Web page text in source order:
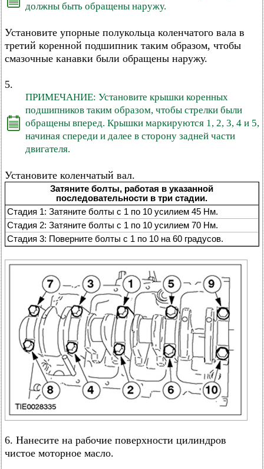
должны быть обращены наружу.
Установите упорные полукольца коленчатого вала в
третий коренной подшипник таким образом, чтобы
смазочные канавки были обращены наружу.
5.
ПРИМЕЧАНИЕ: Установите крышки коренных
подшипников таким образом, чтобы стрелки были
обращены вперед. Крышки маркируются 1, 2, 3, 4 и 5,
начиная спереди и далее в сторону задней части
двигателя.
Установите коленчатый вал.
Затяните болты, работая в указанной
последовательности в три стадии.
Стадия 1: Затяните болты с 1 по 10 усилием 45 Нм.
Стадия 2: Затяните болты с 1 по 10 усилием 70 Нм.
Стадия 3: Поверните болты с 1 по 10 на 60 градусов.
6. Нанесите на рабочие поверхности цилиндров
чистое моторное масло.